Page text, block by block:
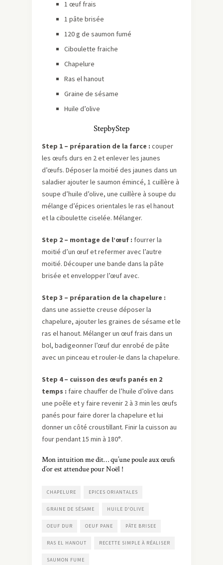
1 œuf frais
1 pâte brisée
120 g de saumon fumé
Ciboulette fraiche
Chapelure
Ras el hanout
Graine de sésame
Huile d’olive
StepbyStep
Step 1 – préparation de la farce : couper
les œufs durs en 2 et enlever les jaunes
d’œufs. Déposer la moitié des jaunes dans un
saladier ajouter le saumon émincé, 1 cuillère à
soupe d’huile d’olive, une cuillère à soupe du
mélange d’épices orientales le ras el hanout
et la ciboulette ciselée. Mélanger.
Step 2 – montage de l’œuf : fourrer la
moitié d’un œuf et refermer avec l’autre
moitié. Découper une bande dans la pâte
brisée et envelopper l’œuf avec.
Step 3 – préparation de la chapelure :
dans une assiette creuse déposer la
chapelure, ajouter les graines de sésame et le
ras el hanout. Mélanger un œuf frais dans un
bol, badigeonner l’œuf dur enrobé de pâte
avec un pinceau et rouler-le dans la chapelure.
Step 4 – cuisson des œufs panés en 2
temps : faire chauffer de l’huile d’olive dans
une poêle et y faire revenir 2 à 3 min les œufs
panés pour faire dorer la chapelure et lui
donner un côté croustillant. Finir la cuisson au
four pendant 15 min à 180°.
Mon intuition me dit… qu’une poule aux œufs
d’or est attendue pour Noël !
CHAPELURE EPICES ORIANTALES
GRAINE DE SÉSAME HUILE D'OLIVE
OEUF DUR OEUF PANE PÂTE BRISEE
RAS EL HANOUT RECETTE SIMPLE À RÉALISER
SAUMON FUME